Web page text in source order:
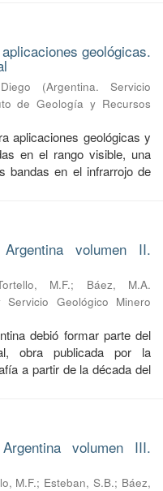
geológicas.
(Argentina. Servicio
de Geología y Recursos
aplicaciones geológicas y
en el rango visible, una
bandas en el infrarrojo de
volumen II.
M.F.; Báez, M.A.
Geológico Minero
debió formar parte del
obra publicada por la
a partir de la década del
volumen III.
M.F.; Esteban, S.B.; Báez,